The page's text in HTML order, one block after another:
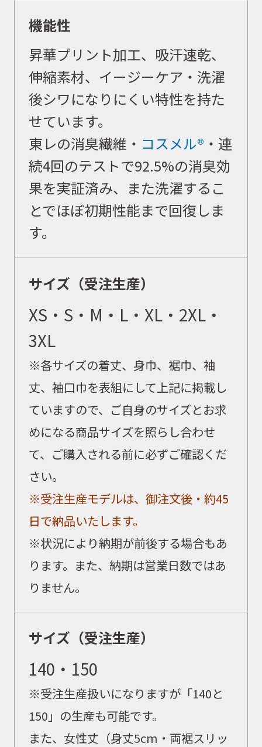
機能性
昇華プリント加工、吸汗速乾、
伸縮素材、イージーケア ・洗濯
後シワになりにくい特性を持た
せています。
東レの消臭繊維・ コスメル® ・連
続4回のテストで92.5%の消臭効
果を実証済み、また洗濯するこ
とでほぼ初期性能まで回復しま
す。
サイズ（受注生産）
XS・S・M・L・XL・2XL・
3XL
※各サイズの着丈、身巾、裾巾、袖
丈、袖口巾を表組にして上記に掲載し
ていますので、ご自身のサイズとお求
めになる商品サイズを照らし合わせ
て、ご購入される前に必ずご確認くだ
さい。
※受注生産モデルは、御注文後・約45
日で納品いたします。
※状況により納期が前後する場合もあ
ります。また、納期は営業日数ではあ
りません。
サイズ（受注生産）
140・150
※受注生産扱いになりますが「140と
150」の生産も可能です。
また、女性丈（身丈5cm・両裾スリッ